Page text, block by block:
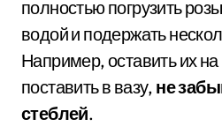
полностью погрузить
водой и подержать
Например, оставить их
поставить в вазу, не
стеблей.